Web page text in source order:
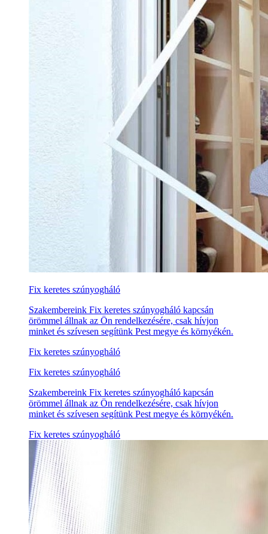
Fix keretes szúnyogháló
Szakembereink Fix keretes szúnyogháló kapcsán
örömmel állnak az Ön rendelkezésére, csak hívjon
minket és szívesen segítünk Pest megye és környékén.
Fix keretes szúnyogháló
Fix keretes szúnyogháló
Szakembereink Fix keretes szúnyogháló kapcsán
örömmel állnak az Ön rendelkezésére, csak hívjon
minket és szívesen segítünk Pest megye és környékén.
Fix keretes szúnyogháló